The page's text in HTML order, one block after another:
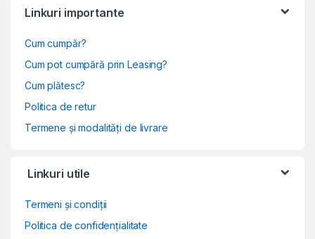
Linkuri importante
Cum cumpăr?
Cum pot cumpără prin Leasing?
Cum plătesc?
Politica de retur
Termene și modalități de livrare
Linkuri utile
Termeni și condiții
Politica de confidențialitate